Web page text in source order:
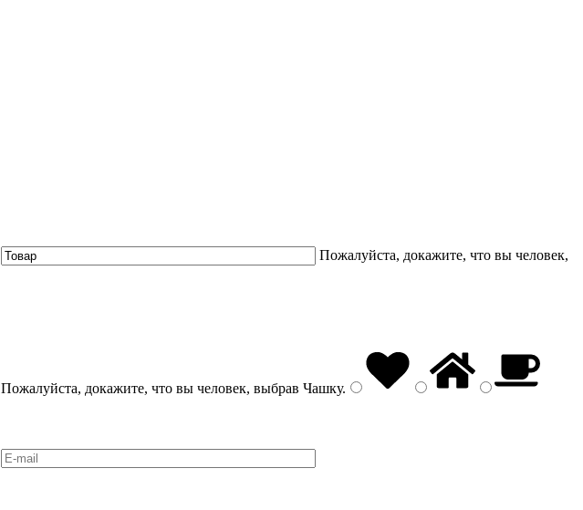
Пожалуйста, докажите, что вы человек,
Пожалуйста, докажите, что вы человек, выбрав Чашку.